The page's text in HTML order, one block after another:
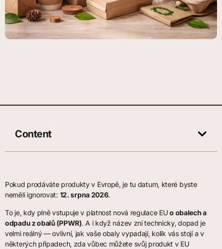
Content
Pokud prodáváte produkty v Evropě, je tu datum, které byste
neměli ignorovat: 12. srpna 2026.
To je, kdy plně vstupuje v platnost nová regulace EUo obalech a
odpadu z obalů (PPWR). A i když název zní technicky, dopad je
velmi reálný — ovlivní, jak vaše obaly vypadají, kolik vás stojí a v
některých případech, zda vůbec můžete svůj produkt v EU